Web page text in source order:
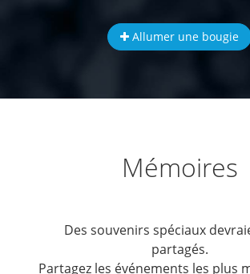
Allumer une bougie
Mémoires
Des souvenirs spéciaux
partagés.
Partagez les événements les plus